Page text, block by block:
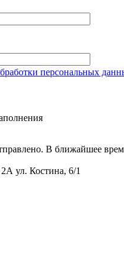
персональных
В ближайшее
2А ул. Костина, 6/1